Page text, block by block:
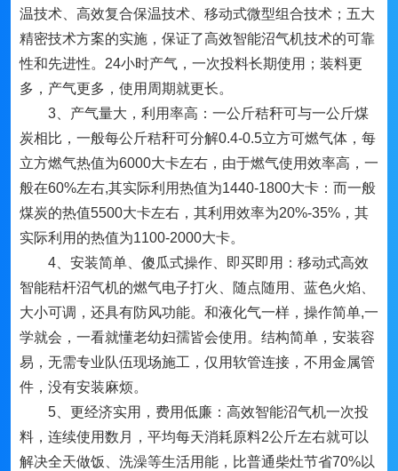
温技术、高效复合保温技术、移动式微型组合技术；五大
精密技术方案的实施，保证了高效智能沼气机技术的可靠
性和先进性。24小时产气，一次投料长期使用；装料更
多，产气更多，使用周期就更长。
3、产气量大，利用率高：一公斤秸秆可与一公斤煤
炭相比，一般每公斤秸秆可分解0.4-0.5立方可燃气体，每
立方燃气热值为6000大卡左右，由于燃气使用效率高，一
般在60%左右,其实际利用热值为1440-1800大卡：而一般
煤炭的热值5500大卡左右，其利用效率为20%-35%，其
实际利用的热值为1100-2000大卡。
4、安装简单、傻瓜式操作、即买即用：移动式高效
智能秸杆沼气机的燃气电子打火、随点随用、蓝色火焰、
大小可调，还具有防风功能。和液化气一样，操作简单,一
学就会，一看就懂老幼妇孺皆会使用。结构简单，安装容
易，无需专业队伍现场施工，仅用软管连接，不用金属管
件，没有安装麻烦。
5、更经济实用，费用低廉：高效智能沼气机一次投
料，连续使用数月，平均每天消耗原料2公斤左右就可以
解决全天做饭、洗澡等生活用能，比普通柴灶节省70%以